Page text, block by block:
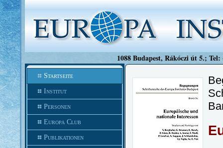
1088 Budapest, Rákóczi út 5.;
Startseite
Institut
Personen
Europa Club
Publikationen